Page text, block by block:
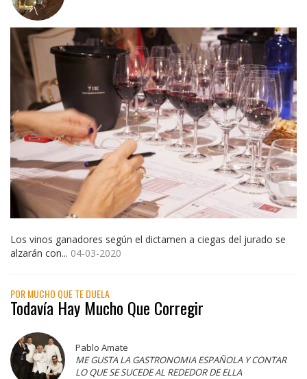
Los vinos ganadores según el dictamen a ciegas del jurado se
alzarán con... 04-03-2020
POR MUCHO QUE TE DUELA
Todavía Hay Mucho Que Corregir
Pablo Amate
ME GUSTA LA GASTRONOMIA ESPAÑOLA Y CONTAR
LO QUE SE SUCEDE AL REDEDOR DE ELLA